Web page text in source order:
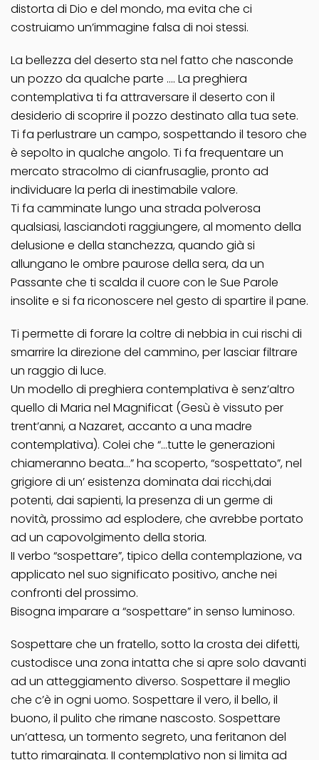
distorta di Dio e del mondo, ma evita che ci
costruiamo un’immagine falsa di noi stessi.
La bellezza del deserto sta nel fatto che nasconde
un pozzo da qualche parte …. La preghiera
contemplativa ti fa attraversare il deserto con il
desiderio di scoprire il pozzo destinato alla tua sete.
Ti fa perlustrare un campo, sospettando il tesoro che
è sepolto in qualche angolo. Ti fa frequentare un
mercato stracolmo di cianfrusaglie, pronto ad
individuare la perla di inestimabile valore.
Ti fa camminate lungo una strada polverosa
qualsiasi, lasciandoti raggiungere, al momento della
delusione e della stanchezza, quando già si
allungano le ombre paurose della sera, da un
Passante che ti scalda il cuore con le Sue Parole
insolite e si fa riconoscere nel gesto di spartire il pane.
Ti permette di forare la coltre di nebbia in cui rischi di
smarrire la direzione del cammino, per lasciar filtrare
un raggio di luce.
Un modello di preghiera contemplativa è senz’altro
quello di Maria nel Magnificat (Gesù è vissuto per
trent’anni, a Nazaret, accanto a una madre
contemplativa). Colei che “…tutte le generazioni
chiameranno beata…” ha scoperto, “sospettato”, nel
grigiore di un’ esistenza dominata dai ricchi,dai
potenti, dai sapienti, la presenza di un germe di
novità, prossimo ad esplodere, che avrebbe portato
ad un capovolgimento della storia.
II verbo “sospettare”, tipico della contemplazione, va
applicato nel suo significato positivo, anche nei
confronti del prossimo.
Bisogna imparare a “sospettare” in senso luminoso.
Sospettare che un fratello, sotto la crosta dei difetti,
custodisce una zona intatta che si apre solo davanti
ad un atteggiamento diverso. Sospettare il meglio
che c’è in ogni uomo. Sospettare il vero, il bello, il
buono, il pulito che rimane nascosto. Sospettare
un’attesa, un tormento segreto, una feritanon del
tutto rimarginata. II contemplativo non si limita ad